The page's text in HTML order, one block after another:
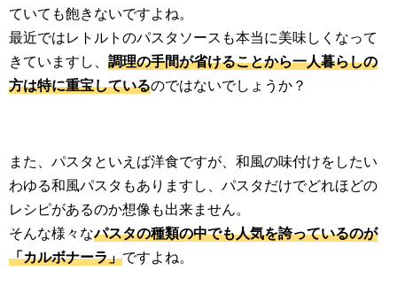
ていても飽きないですよね。
最近ではレトルトのパスタソースも本当に美味しくなって
きていますし、 調理の手間が省けることから一人暮らしの
方は特に重宝しているのではないでしょうか？
また、パスタといえば洋食ですが、和風の味付けをしたい
わゆる和風パスタもありますし、パスタだけでどれほどの
レシピがあるのか想像も出来ません。
そんな様々なパスタの種類の中でも人気を誇っているのが
「カルボナーラ」ですよね。